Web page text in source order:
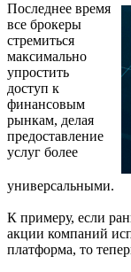
Последнее время
все брокеры
стремиться
максимально
упростить
доступ к
финансовым
рынкам, делая
предоставление
услуг более
универсальными.
К примеру, если
акции компаний
платформа, то